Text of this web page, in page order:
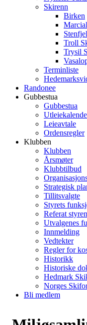
Skirenn
Birken
Troll
Trysil
Terminliste
Randonee
Gubbestua
Gubbestua
Leieavtale
Ordensregler
Klubben
Klubben
Årsmøter
Klubbtilbud
Strategisk
Tillitsvalgte
Styrets
Referat
Utvalgenes
Innmelding
Vedtekter
Regler for
Historikk
Historiske
Hedmark
Norges
Bli medlem